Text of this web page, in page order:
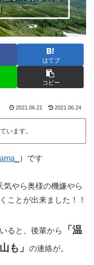
はてブ
コピー
2021.06.21 2021.06.24
います。
）です
気やら奥様の機嫌やら
ことが出来ました！！
ると、後輩から
「温
も」
の連絡が。